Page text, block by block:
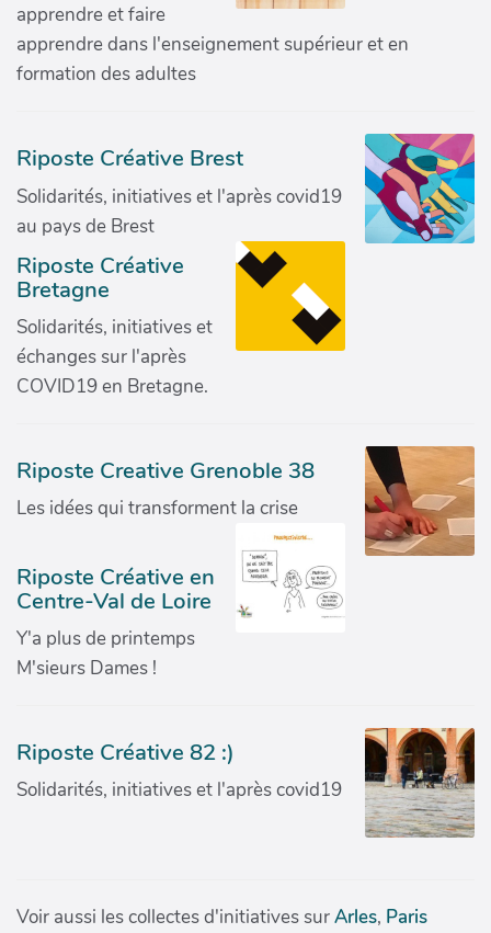
apprendre et faire
apprendre dans l'enseignement supérieur et en
formation des adultes
Riposte Créative Brest
Solidarités, initiatives et l'après covid19
au pays de Brest
Riposte Créative
Bretagne
Solidarités, initiatives et
échanges sur l'après
COVID19 en Bretagne.
Riposte Creative Grenoble 38
Les idées qui transforment la crise
Riposte Créative en
Centre-Val de Loire
Y'a plus de printemps
M'sieurs Dames !
Riposte Créative 82 :)
Solidarités, initiatives et l'après covid19
Voir aussi les collectes d'initiatives surArles, Paris